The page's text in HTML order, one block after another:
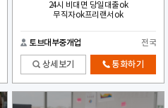
24시 비대면 당일대출ok
무직자ok프리랜서ok
토브대부중개업 전국
상세보기 통화하기